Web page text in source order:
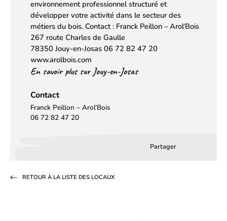
environnement professionnel structuré et
développer votre activité dans le secteur des
métiers du bois. Contact : Franck Peillon – Arol’Bois
267 route Charles de Gaulle
78350 Jouy-en-Josas 06 72 82 47 20
www.arolbois.com
En savoir plus sur Jouy-en-Josas
Contact
Franck Peillon – Arol’Bois
06 72 82 47 20
Partager
RETOUR À LA LISTE DES LOCAUX